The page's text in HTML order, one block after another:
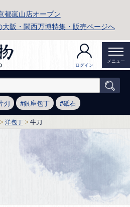
都嵐山店オープン
大阪・関西万博特集・販売ページへ
ログイン
メニュー
刃 銀座包丁 砥石
洋包丁 牛刀